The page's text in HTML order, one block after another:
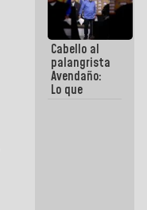
estén en el
marco de la
Constitución
de la
República
Cabello al
palangrista
Avendaño:
Lo que